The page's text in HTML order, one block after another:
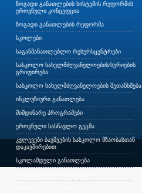
ზოგადი განათლების სისტემის რეფორმის
ეროვნული კონცეფცია
ზოგადი განათლების რეფორმა
სკოლები
საგანმანათლებლო რესურსცენტრები
სასკოლო სახელმძღვანელოების/სერიების
გრიფირება
სასკოლო სახელმძღვანელოების შეთანხმება
ინკლუზიური განათლება
მიმდინარე პროგრამები
ეროვნული სასწავლო გეგმა
კვლევები ბავშვების სასკოლო მზაობასთან
დაკავშირებით
სკოლამდელი განათლება